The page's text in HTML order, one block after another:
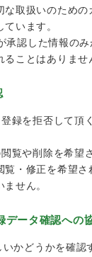
取扱いのため
います。
認した情報の
ことはありませ
録を拒否して頂
覧や削除を希望
・修正を希望
せん。
データ確認への
かどうかを確